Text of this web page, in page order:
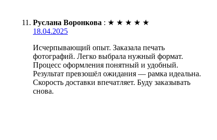
Руслана Воронкова : ★ ★ ★ ★ ★
18.04.2025
Исчерпывающий опыт. Заказала печать
фотографий. Легко выбрала нужный формат.
Процесс оформления понятный и удобный.
Результат превзошёл ожидания — рамка идеальна.
Скорость доставки впечатляет. Буду заказывать
снова.